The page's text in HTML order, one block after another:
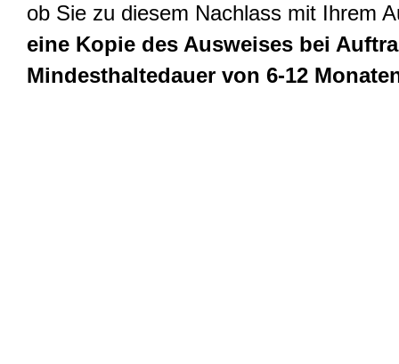
ob Sie zu diesem Nachlass mit Ihrem
eine Kopie des Ausweises bei
Mindesthaltedauer von 6-12